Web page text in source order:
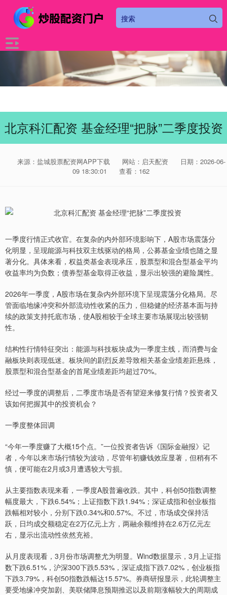
北京科汇配资 基金经理“把脉”二季度投资
来源：盐城股票配资网APP下载 网站：启天配资
日期：2026-06-
09 18:30:01
查看：162
一季度行情正式收官。在复杂的内外部环境影响下，A股市场震荡分
化明显，呈现能源与科技双主线驱动的格局，公募基金业绩也随之显
著分化。具体来看，权益类基金表现承压，股票型和混合型基金平均
收益率均为负数；债券型基金取得正收益，显示出较强的避险属性。
2026年一季度，A股市场在复杂内外部环境下呈现震荡分化格局。尽
管面临地缘冲突和外部流动性收紧的压力，但稳健的经济基本面与持
续的政策支持托底市场，使A股相较于全球主要市场展现出较强韧
性。
结构性行情特征突出：能源与科技板块成为一季度主线，而消费与金
融板块则表现低迷。板块间的剧烈反差导致相关基金业绩差距悬殊，
股票型和混合型基金的首尾业绩差距均超过70%。
经过一季度的调整后，二季度市场是否有望迎来修复行情？投资者又
该如何把握其中的投资机会？
一季度整体回调
“今年一季度赚了大概15个点。”一位投资者告诉《国际金融报》记
者，今年以来市场行情较为波动，尽管年初赚钱效应显著，但稍有不
慎，便可能在2月或3月遭遇较大亏损。
从主要指数表现来看，一季度A股普遍收跌。其中，科创50指数调整
幅度最大，下跌6.54%；上证指数下跌1.94%；深证成指和创业板指
跌幅相对较小，分别下跌0.34%和0.57%。不过，市场成交保持活
跃，日均成交额稳定在2万亿元上方，两融余额维持在2.6万亿元左
右，显示出流动性依然充裕。
从月度表现看，3月份市场调整尤为明显。Wind数据显示，3月上证指
数下跌6.51%，沪深300下跌5.53%，深证成指下跌7.02%，创业板指
下跌3.79%，科创50指数跌幅达15.57%。券商研报显示，此轮调整主
要受地缘冲突加剧、美联储降息预期推迟以及前期涨幅较大的周期成